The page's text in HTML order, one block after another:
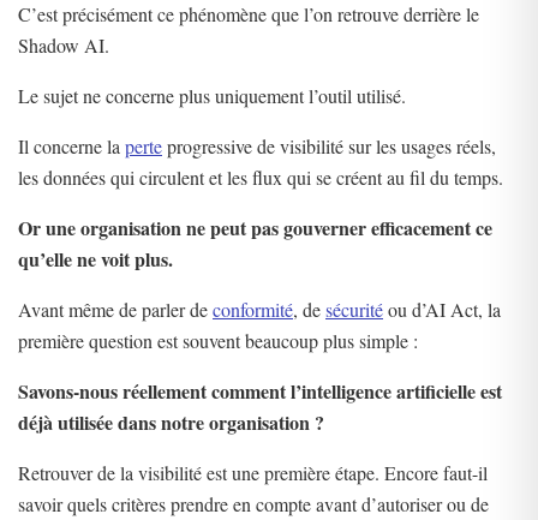
C’est précisément ce phénomène que l’on retrouve derrière le
Shadow AI.
Le sujet ne concerne plus uniquement l’outil utilisé.
Il concerne la perteprogressive de visibilité sur les usages réels,
les données qui circulent et les flux qui se créent au fil du temps.
Or une organisation ne peut pas gouverner efficacement ce
qu’elle ne voit plus.
Avant même de parler deconformité, desécuritéou d’AI Act, la
première question est souvent beaucoup plus simple :
Savons-nous réellement comment l’intelligence artificielle est
déjà utilisée dans notre organisation ?
Retrouver de la visibilité est une première étape. Encore faut-il
savoir quels critères prendre en compte avant d’autoriser ou de